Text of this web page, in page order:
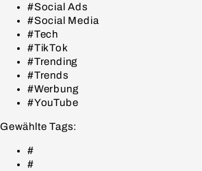
#Social Ads
#Social Media
#Tech
#TikTok
#Trending
#Trends
#Werbung
#YouTube
Gewählte Tags:
#
#